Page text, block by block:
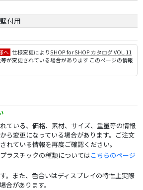
付用
へ 仕様変更によりSHOP for SHOP カタログ VOL.11
が変更されている場合があります このページの情報
ている、価格、素材、サイズ、重量等の情報
ら変更になっている場合があります。ご注文
れている情報を再度ご確認ください。
ラスチックの種類についてはこちらのページ
。また、色合いはディスプレイの特性上実際
合があります。